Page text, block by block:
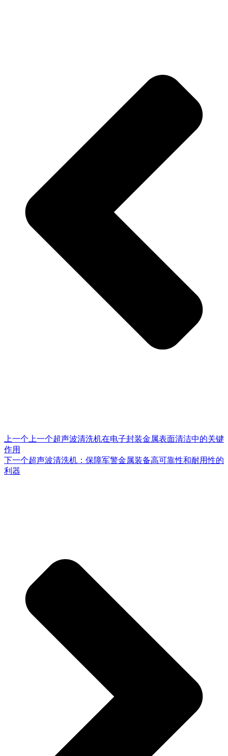
上一个 上一个超声波清洗机在电子封装金属表面清洁中的关键
作用
下一个超声波清洗机：保障军警金属装备高可靠性和耐用性的
利器